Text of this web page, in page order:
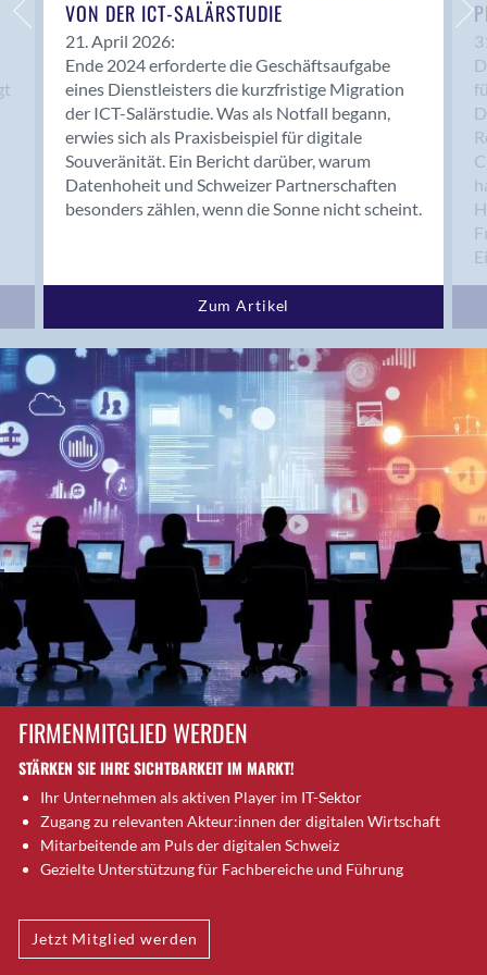
Bern 15
Bern 22
Bern 65
Bern 9
Bern-Zollikofen
Biel/Bienne
Binningen
Bolligen
Bremgarten bei Bern
Brig
Brig-Glis
Bronschhofen
Brugg
Brugg AG
Brütten
Bubendorf
Bubikon
Burgdorf
Bäretswil
Bülach
Cazis
Cham
Chur
Crissier
Davos Platz
Dietikon
Dietlikon
VON DER ICT-SALÄRSTUDIE
21. April 2026:
Ende 2024 erforderte die Geschäftsaufgabe
eines Dienstleisters die kurzfristige Migration
der ICT-Salärstudie. Was als Notfall begann,
erwies sich als Praxisbeispiel für digitale
Souveränität. Ein Bericht darüber, warum
Datenhoheit und Schweizer Partnerschaften
besonders zählen, wenn die Sonne nicht scheint.
Zum Artikel
FIRMENMITGLIED WERDEN
STÄRKEN SIE IHRE SICHTBARKEIT IM MARKT!
Ihr Unternehmen als aktiven Player im IT-Sektor
Zugang zu relevanten Akteur:innen der digitalen Wirtschaft
Mitarbeitende am Puls der digitalen Schweiz
Gezielte Unterstützung für Fachbereiche und Führung
Jetzt Mitglied werden